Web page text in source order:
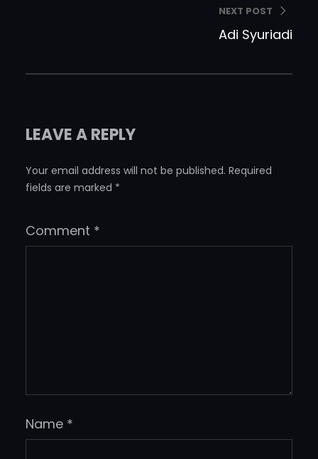
NEXT POST
Adi Syuriadi
LEAVE A REPLY
Your email address will not be published. Required
fields are marked *
Comment *
Name *